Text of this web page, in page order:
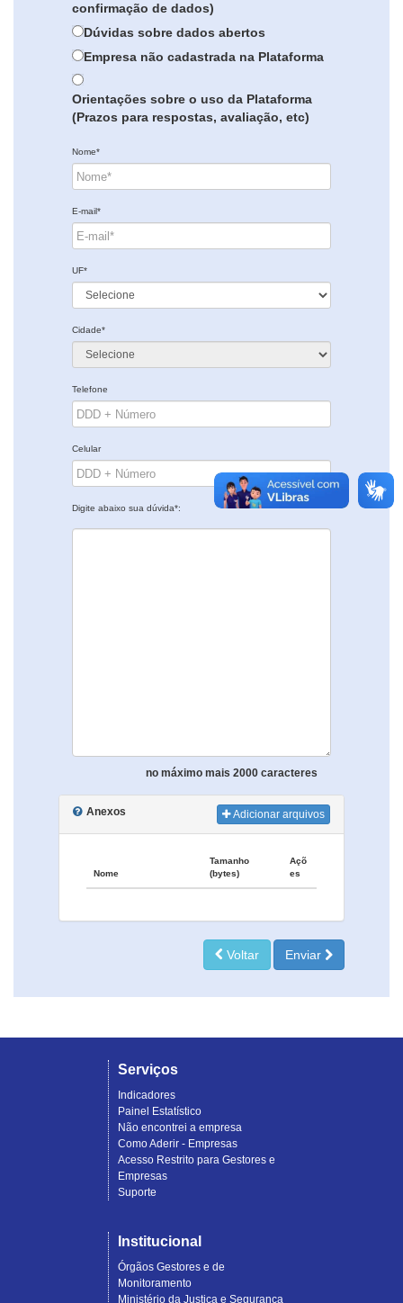
confirmação de dados)
Dúvidas sobre dados abertos
Empresa não cadastrada na Plataforma
Orientações sobre o uso da Plataforma
(Prazos para respostas, avaliação, etc)
Nome*
E-mail*
UF*
Cidade*
Telefone
Celular
Digite abaixo sua dúvida*:
no máximo mais 2000 caracteres
Anexos Adicionar arquivos
Nome
Tamanho
(bytes)
Açõ
es
Voltar Enviar
Serviços
Indicadores
Painel Estatístico
Não encontrei a empresa
Como Aderir - Empresas
Acesso Restrito para Gestores e
Empresas
Suporte
Institucional
Órgãos Gestores e de
Monitoramento
Ministério da Justiça e Segurança